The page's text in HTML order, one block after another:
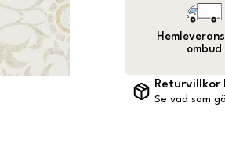
ombud
Returvillkor
Se vad som